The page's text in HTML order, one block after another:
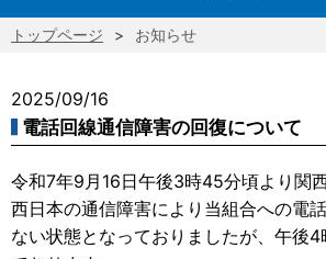
トップページ お知らせ
2025/09/16
電話回線通信障害の回復について
令和7年9月16日午後3時45分頃より関
西日本の通信障害により当組合への電
ない状態となっておりましたが、午後